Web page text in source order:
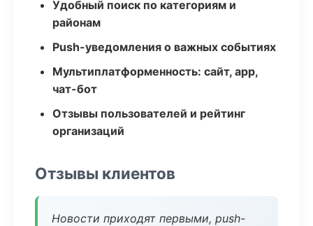
Удобный поиск по категориям и
районам
Push-уведомления о важных событиях
Мультиплатформенность: сайт, app,
чат-бот
Отзывы пользователей и рейтинг
организаций
Отзывы клиентов
Новости приходят первыми, push-